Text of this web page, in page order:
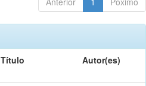
Título Autor(es)